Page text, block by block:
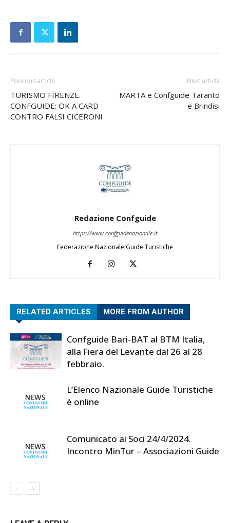
Previous article
TURISMO FIRENZE.
CONFGUIDE: OK A CARD
CONTRO FALSI CICERONI
Next article
MARTA e Confguide Taranto
e Brindisi
Redazione Confguide
https://www.confguidenazionale.it
Federazione Nazionale Guide Turistiche
RELATED ARTICLES MORE FROM AUTHOR
Confguide Bari-BAT al BTM Italia,
alla Fiera del Levante dal 26 al 28
febbraio.
L’Elenco Nazionale Guide Turistiche
è online
Comunicato ai Soci 24/4/2024.
Incontro MinTur – Associazioni Guide